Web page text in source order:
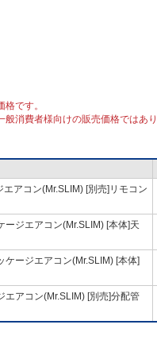
です。
消費者様向けの販売価格ではあり
エアコン(Mr.SLIM) [別売]リモコン
ージエアコン(Mr.SLIM) [本体]天
ケージエアコン(Mr.SLIM) [本体]
エアコン(Mr.SLIM) [別売]分配管